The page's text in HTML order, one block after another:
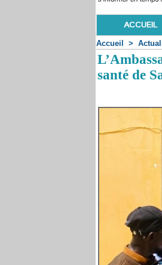
ACCUEIL
Accueil >
santé de